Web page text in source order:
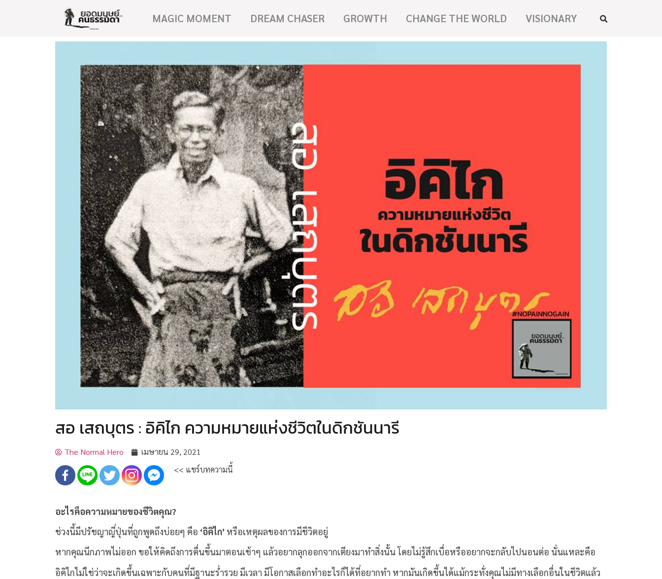
MAGIC MOMENT DREAM CHASER GROWTH CHANGE THE WORLD VISIONARY
สอ เสถบุตร : อิคิไก ความหมายแห่งชีวิตในดิกชันนารี
The Normal Hero
เมษายน 29, 2021
<< แชร์บทความนี้
อะไรคือความหมายของชีวิตคุณ?
ช่วงนี้มีปรัชญาญี่ปุ่นที่ถูกพูดถึงบ่อยๆ คือ ‘อิคิไก’ หรือเหตุผลของการมีชีวิตอยู่
หากคุณนึกภาพไม่ออก ขอให้คิดถึงการตื่นขึ้นมาตอนเช้าๆ แล้วอยากลุกออกจากเตียงมาทำสิ่งนั้น โดยไม่รู้สึกเบื่อหรืออยากจะกลับไปนอนต่อ นั่นแหละคือ
อิคิไกไม่ใช่ว่าจะเกิดขึ้นเฉพาะกับคนที่มีฐานะร่ำรวย มีเวลา มีโอกาสเลือกทำอะไรก็ได้ที่อยากทำ หากมันเกิดขึ้นได้แม้กระทั่งคุณไม่มีทางเลือกอื่นในชีวิตแล้ว